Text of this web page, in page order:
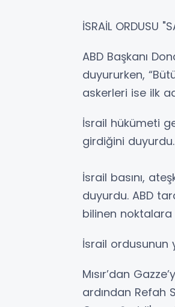
İSRAİL ORDUSU
ABD Başkanı
duyururken,
askerleri ise ilk
İsrail hükümeti
girdiğini duyurdu.
İsrail basını,
duyurdu. ABD
bilinen noktalara
İsrail ordusunun
Mısır’dan
ardından Refah